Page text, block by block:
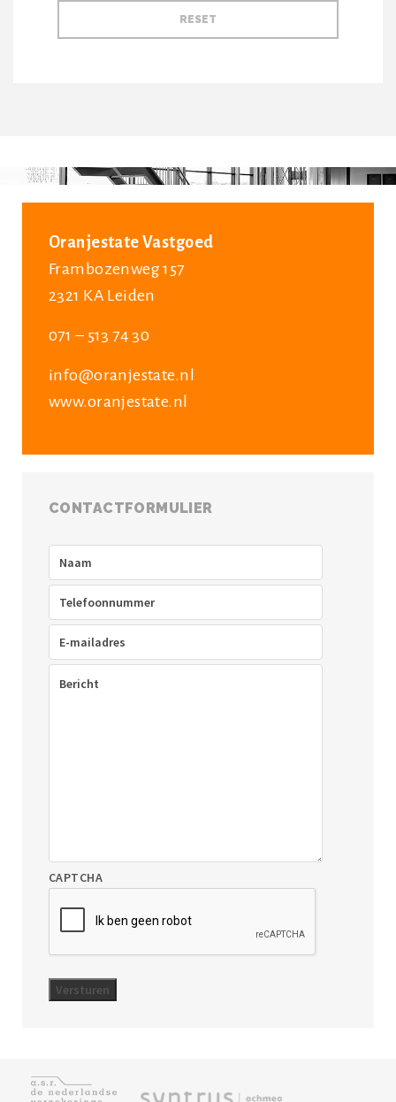
Oranjestate Vastgoed
Frambozenweg 157
2321 KA Leiden
071 – 513 74 30
info@oranjestate.nl
www.oranjestate.nl
CONTACTFORMULIER
Telefoon
mailadres(Vereist)
CAPTCHA